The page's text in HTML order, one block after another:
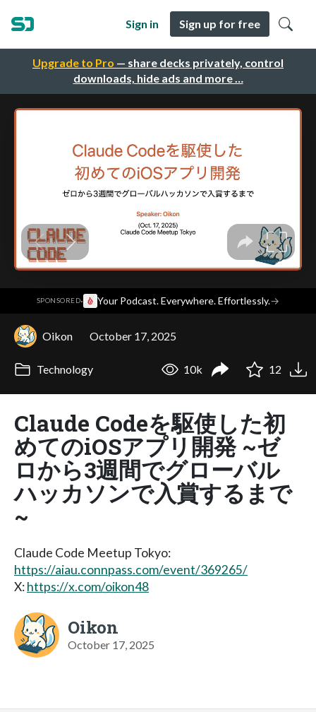
Upgrade to Pro — share decks privately, control
downloads, hide ads and more …
Sign in Sign up for free
SPONSORED· Your Podcast. Everywhere. Effortlessly.→
Oikon October 17, 2025
Technology 10k 12
Claude Codeを駆使した初
めてのiOSアプリ開発 ~ゼ
ロから3週間でグローバル
ハッカソンで入賞するまで
~
Claude Code Meetup Tokyo:
https://aiau.connpass.com/event/369265/
X:https://x.com/oikon48
Oikon
October 17, 2025